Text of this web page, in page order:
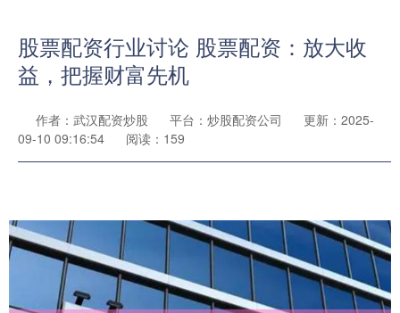
股票配资行业讨论 股票配资：放大收
益，把握财富先机
作者：武汉配资炒股 平台：炒股配资公司
更新：2025-
09-10 09:16:54
阅读：159